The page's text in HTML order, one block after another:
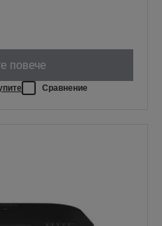
повече
Сравнение